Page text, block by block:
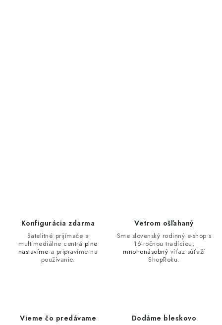
Konfigurácia zdarma
Satelitné prijímače a
multimediálne centrá plne
nastavíme a pripravíme na
používanie.
Vetrom ošľahaný
Sme slovenský rodinný e-shop s
16-ročnou tradíciou,
mnohonásobný víťaz súťaží
ShopRoku.
Vieme čo predávame Dodáme bleskovo